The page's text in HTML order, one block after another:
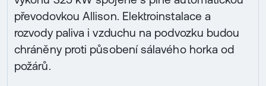
převodovkou Allison. Elektroinstalace a
rozvody paliva i vzduchu na podvozku budou
chráněny proti působení sálavého horka od
požárů.